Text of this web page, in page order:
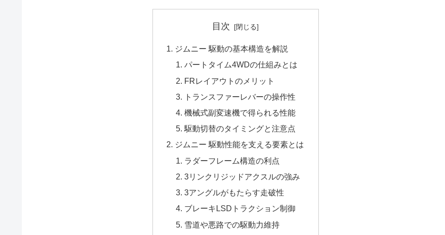
目次
ジムニー 駆動の基本構造を解説
パートタイム4WDの仕組みとは
FRレイアウトのメリット
トランスファーレバーの操作性
機械式副変速機で得られる性能
駆動切替のタイミングと注意点
ジムニー 駆動性能を支える要素とは
ラダーフレーム構造の利点
3リンクリジッドアクスルの強み
3アングルがもたらす走破性
ブレーキLSDトラクション制御
雪道や悪路での駆動力維持